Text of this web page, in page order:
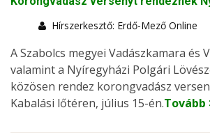
Hírszerkesztő: Erdő-Mező Online
A Szabolcs megyei Vadászkamara és
valamint a Nyíregyházi Polgári
közösen rendez korongvadász
Kabalási lőtéren, július 15-én.Tovább